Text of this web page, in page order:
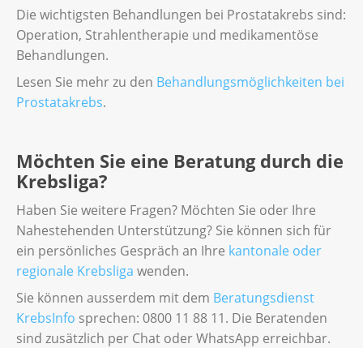
Die wichtigsten Behandlungen bei Prostatakrebs sind:
Operation, Strahlentherapie und medikamentöse
Behandlungen.
Lesen Sie mehr zu den Behandlungsmöglichkeiten bei
Prostatakrebs.
Möchten Sie eine Beratung durch die
Krebsliga?
Haben Sie weitere Fragen? Möchten Sie oder Ihre
Nahestehenden Unterstützung? Sie können sich für
ein persönliches Gespräch an Ihre kantonale oder
regionale Krebsliga wenden.
Sie können ausserdem mit dem Beratungsdienst
KrebsInfo sprechen: 0800 11 88 11. Die Beratenden
sind zusätzlich per Chat oder WhatsApp erreichbar.